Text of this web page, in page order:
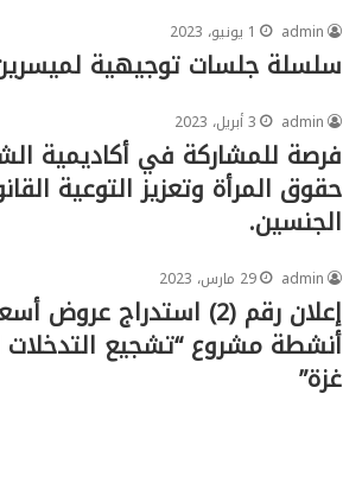
admin 1 يونيو، 2023
سلسلة جلسات توجيهية
admin 3 أبريل، 2023
فرصة للمشاركة في أكاديمية
حقوق المرأة وتعزيز التوعية
الجنسين.
admin 29 مارس، 2023
إعلان رقم (2) استدراج
أنشطة مشروع “تشجيع التدخلات
غزة”